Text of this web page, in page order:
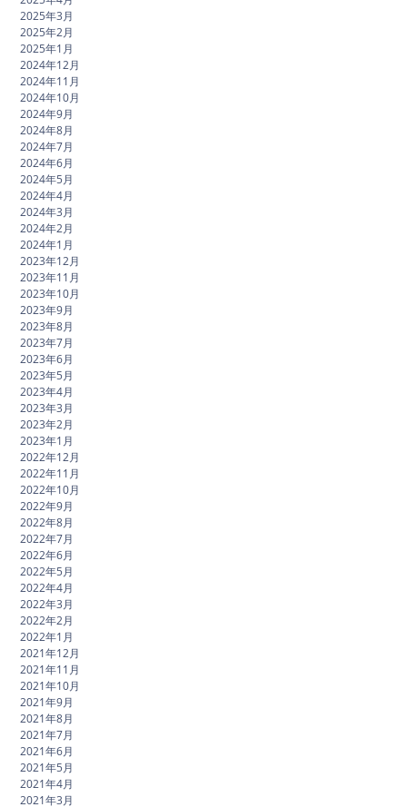
2025年3月
2025年2月
2025年1月
2024年12月
2024年11月
2024年10月
2024年9月
2024年8月
2024年7月
2024年6月
2024年5月
2024年4月
2024年3月
2024年2月
2024年1月
2023年12月
2023年11月
2023年10月
2023年9月
2023年8月
2023年7月
2023年6月
2023年5月
2023年4月
2023年3月
2023年2月
2023年1月
2022年12月
2022年11月
2022年10月
2022年9月
2022年8月
2022年7月
2022年6月
2022年5月
2022年4月
2022年3月
2022年2月
2022年1月
2021年12月
2021年11月
2021年10月
2021年9月
2021年8月
2021年7月
2021年6月
2021年5月
2021年4月
2021年3月